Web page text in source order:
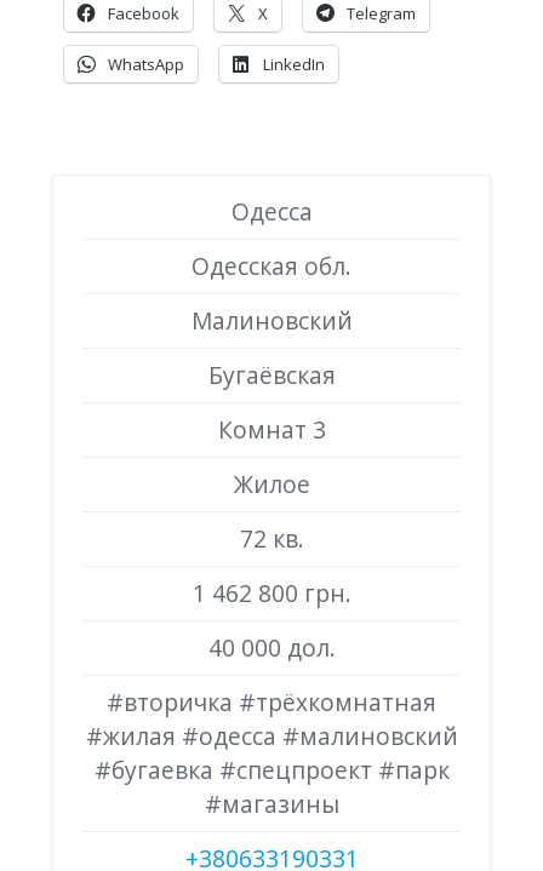
Facebook X Telegram
WhatsApp LinkedIn
Одесса
Одесская обл.
Малиновский
Бугаёвская
Комнат 3
Жилое
72 кв.
1 462 800 грн.
40 000 дол.
#вторичка #трёхкомнатная
#жилая #одесса #малиновский
#бугаевка #спецпроект #парк
#магазины
+380633190331